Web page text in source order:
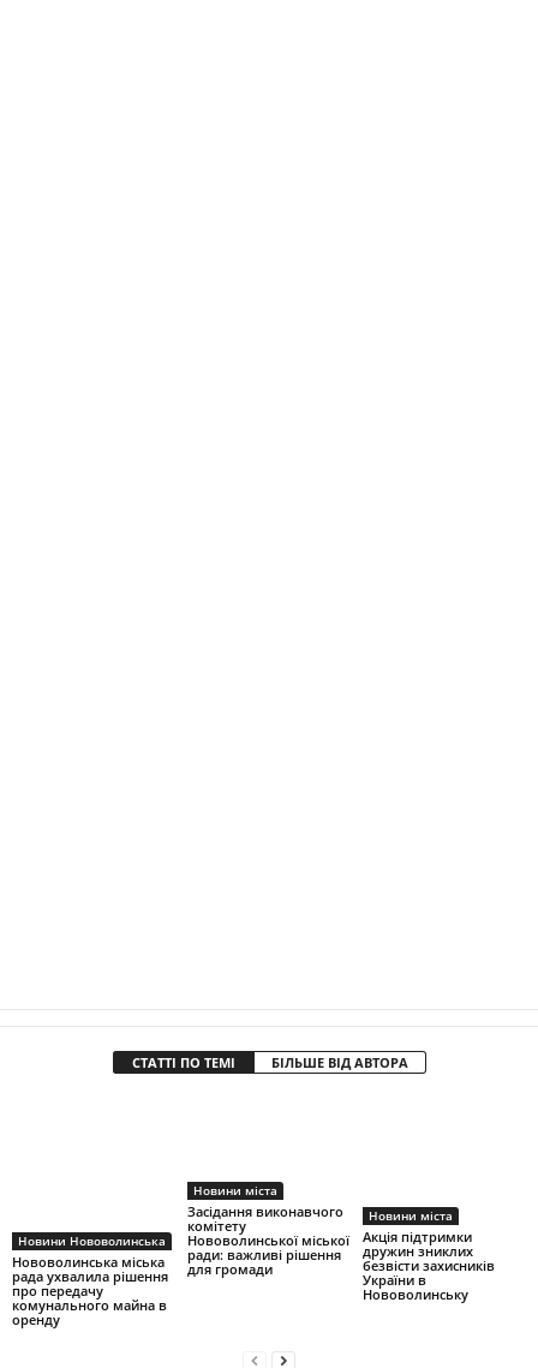
СТАТТІ ПО ТЕМІ БІЛЬШЕ ВІД АВТОРА
Новини Нововолинська
Нововолинська міська
рада ухвалила рішення
про передачу
комунального майна в
оренду
Новини міста
Засідання виконавчого
комітету
Нововолинської міської
ради: важливі рішення
для громади
Новини міста
Акція підтримки
дружин зниклих
безвісти захисників
України в
Нововолинську